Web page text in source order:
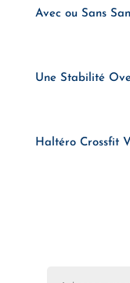
Avec ou Sans
Une Stabilité
Haltéro Crossfit